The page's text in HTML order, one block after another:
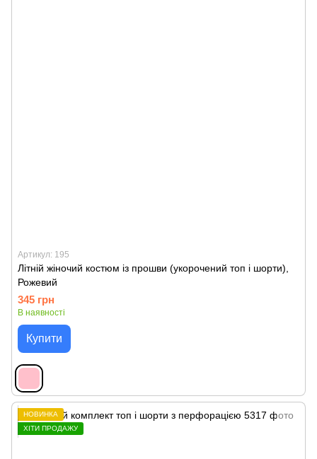
Артикул: 195
Літній жіночий костюм із прошви (укорочений топ і шорти),
Рожевий
345 грн
В наявності
Купити
НОВИНКА
ХІТИ ПРОДАЖУ